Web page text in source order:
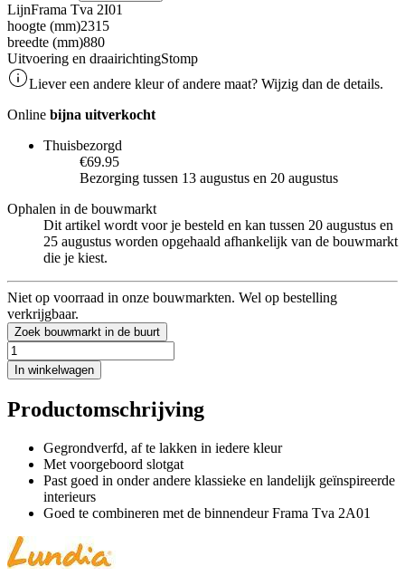
LijnFrama Tva 2I01
hoogte (mm)2315
breedte (mm)880
Uitvoering en draairichtingStomp
Liever een andere kleur of andere maat? Wijzig dan de details.
Online bijna uitverkocht
Thuisbezorgd
€69.95
Bezorging tussen 13 augustus en 20 augustus
Ophalen in de bouwmarkt
Dit artikel wordt voor je besteld en kan tussen 20 augustus en
25 augustus worden opgehaald afhankelijk van de bouwmarkt
die je kiest.
Niet op voorraad in onze bouwmarkten. Wel op bestelling
verkrijgbaar.
Zoek bouwmarkt in de buurt
In winkelwagen
Productomschrijving
Gegrondverfd, af te lakken in iedere kleur
Met voorgeboord slotgat
Past goed in onder andere klassieke en landelijk geïnspireerde
interieurs
Goed te combineren met de binnendeur Frama Tva 2A01